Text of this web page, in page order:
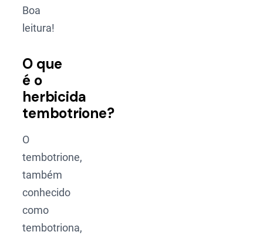
Boa
leitura!
O que
é o
herbicida
tembotrione?
O
tembotrione,
também
conhecido
como
tembotriona,